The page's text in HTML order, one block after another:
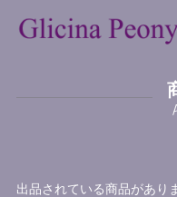
出品されている商品があり